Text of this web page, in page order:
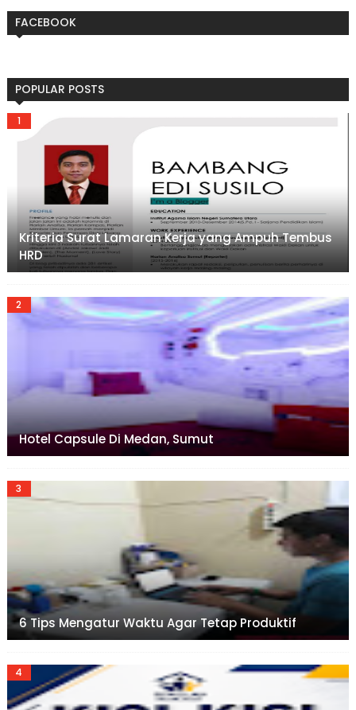
FACEBOOK
POPULAR POSTS
Kriteria Surat Lamaran Kerja yang Ampuh Tembus
HRD
Hotel Capsule Di Medan, Sumut
6 Tips Mengatur Waktu Agar Tetap Produktif